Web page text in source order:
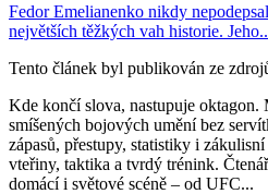
Fedor Emelianenko nikdy
největších těžkých vah historie.
Tento článek byl publikován ze
Kde končí slova, nastupuje
smíšených bojových umění bez
zápasů, přestupy, statistiky i
vteřiny, taktika a tvrdý trénink.
domácí i světové scéně – od UFC...